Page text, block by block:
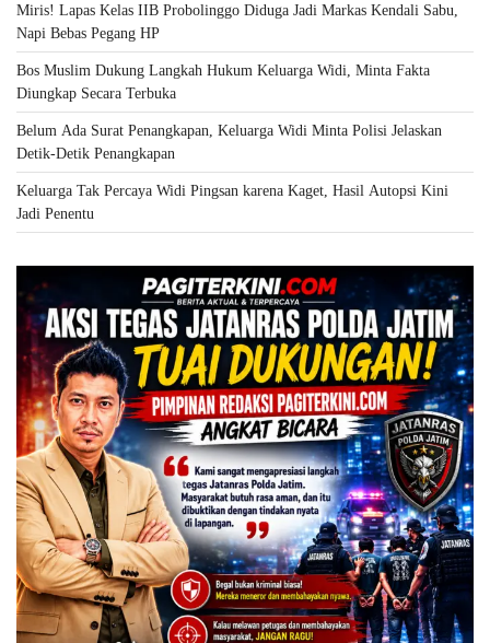
Miris! Lapas Kelas IIB Probolinggo Diduga Jadi Markas Kendali Sabu,
Napi Bebas Pegang HP
Bos Muslim Dukung Langkah Hukum Keluarga Widi, Minta Fakta
Diungkap Secara Terbuka
Belum Ada Surat Penangkapan, Keluarga Widi Minta Polisi Jelaskan
Detik-Detik Penangkapan
Keluarga Tak Percaya Widi Pingsan karena Kaget, Hasil Autopsi Kini
Jadi Penentu